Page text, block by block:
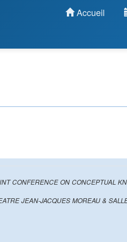
Accueil
CONFERENCE ON CONCEPTUAL
JEAN-JACQUES MOREAU &